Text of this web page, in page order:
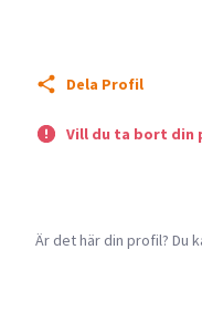
Dela Profil
Vill du ta bort din
Är det här din profil? Du